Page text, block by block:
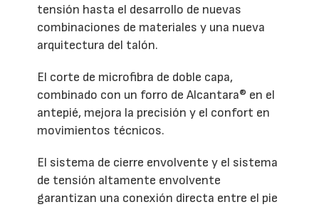
tensión hasta el desarrollo de nuevas
combinaciones de materiales y una nueva
arquitectura del talón.
El corte de microfibra de doble capa,
combinado con un forro de Alcantara® en el
antepié, mejora la precisión y el confort en
movimientos técnicos.
El sistema de cierre envolvente y el sistema
de tensión altamente envolvente
garantizan una conexión directa entre el pie